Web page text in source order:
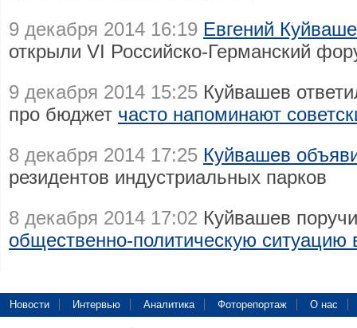
9 декабря 2014 16:19 Евгений
открыли VI Российско-Германский
9 декабря 2014 15:25 Куйвашев
про бюджет часто напоминают
8 декабря 2014 17:25 Куйвашев
резидентов индустриальных парков
8 декабря 2014 17:02 Куйвашев
общественно-политическую ситуацию
Новости Интервью Аналитика Фоторепортаж О нас